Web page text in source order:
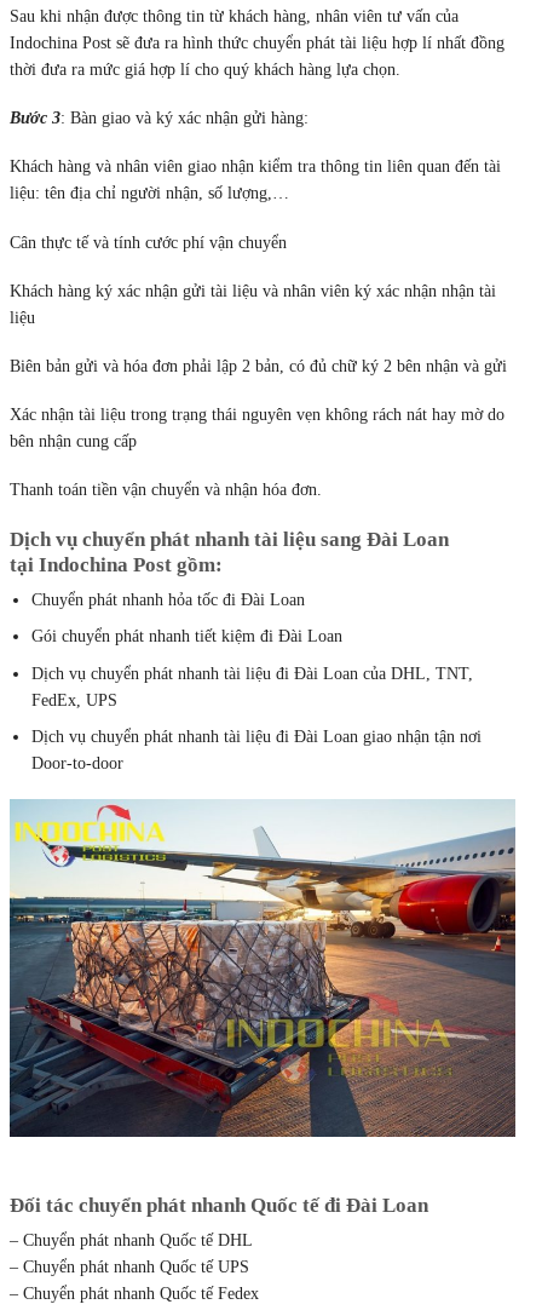
Sau khi nhận được thông tin từ khách hàng, nhân viên tư vấn của
Indochina Post sẽ đưa ra hình thức chuyển phát tài liệu hợp lí nhất đồng
thời đưa ra mức giá hợp lí cho quý khách hàng lựa chọn.
Bước 3: Bàn giao và ký xác nhận gửi hàng:
Khách hàng và nhân viên giao nhận kiểm tra thông tin liên quan đến tài
liệu: tên địa chỉ người nhận, số lượng,…
Cân thực tế và tính cước phí vận chuyển
Khách hàng ký xác nhận gửi tài liệu và nhân viên ký xác nhận nhận tài
liệu
Biên bản gửi và hóa đơn phải lập 2 bản, có đủ chữ ký 2 bên nhận và gửi
Xác nhận tài liệu trong trạng thái nguyên vẹn không rách nát hay mờ do
bên nhận cung cấp
Thanh toán tiền vận chuyển và nhận hóa đơn.
Dịch vụ chuyển phát nhanh tài liệu sang Đài Loan
tại Indochina Post gồm:
Chuyển phát nhanh hỏa tốc đi Đài Loan
Gói chuyển phát nhanh tiết kiệm đi Đài Loan
Dịch vụ chuyển phát nhanh tài liệu đi Đài Loan của DHL, TNT,
FedEx, UPS
Dịch vụ chuyển phát nhanh tài liệu đi Đài Loan giao nhận tận nơi
Door-to-door
Đối tác chuyển phát nhanh Quốc tế đi Đài Loan
– Chuyển phát nhanh Quốc tế DHL
– Chuyển phát nhanh Quốc tế UPS
– Chuyển phát nhanh Quốc tế Fedex